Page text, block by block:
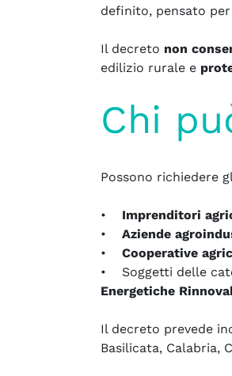
definito, pensato per
Il decreto non
edilizio rurale e
Chi
Possono richiedere
• Imprenditori
• Aziende
• Cooperative
• Soggetti delle
Energetiche
Il decreto prevede
Basilicata, Calabria,